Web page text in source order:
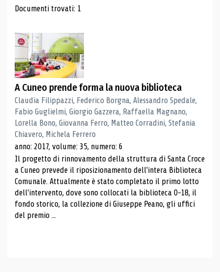
Risultati di ricerca
Documenti trovati: 1
A Cuneo prende forma la nuova biblioteca
Claudia Filippazzi, Federico Borgna, Alessandro Spedale,
Fabio Guglielmi, Giorgio Gazzera, Raffaella Magnano,
Lorella Bono, Giovanna Ferro, Matteo Corradini, Stefania
Chiavero, Michela Ferrero
anno: 2017, volume: 35, numero: 6
Il progetto di rinnovamento della struttura di Santa Croce
a Cuneo prevede il riposizionamento dell'intera Biblioteca
Comunale. Attualmente è stato completato il primo lotto
dell'intervento, dove sono collocati la biblioteca 0-18, il
fondo storico, la collezione di Giuseppe Peano, gli uffici
del premio ...